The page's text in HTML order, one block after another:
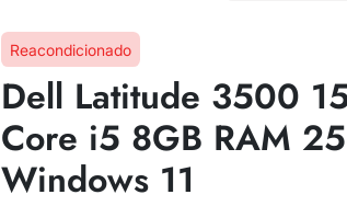
Reacondicionado
Dell Latitude 3500
Core i5 8GB RAM
Windows 11